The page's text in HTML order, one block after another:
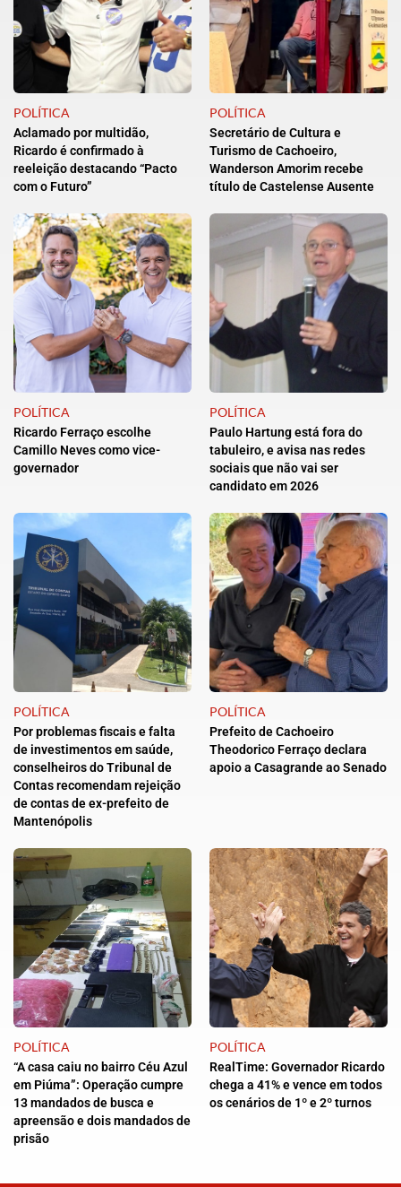
POLÍTICA
Aclamado por multidão,
Ricardo é confirmado à
reeleição destacando “Pacto
com o Futuro”
POLÍTICA
Secretário de Cultura e
Turismo de Cachoeiro,
Wanderson Amorim recebe
título de Castelense Ausente
POLÍTICA
Ricardo Ferraço escolhe
Camillo Neves como vice-
governador
POLÍTICA
Paulo Hartung está fora do
tabuleiro, e avisa nas redes
sociais que não vai ser
candidato em 2026
POLÍTICA
Por problemas fiscais e falta
de investimentos em saúde,
conselheiros do Tribunal de
Contas recomendam rejeição
de contas de ex-prefeito de
Mantenópolis
POLÍTICA
Prefeito de Cachoeiro
Theodorico Ferraço declara
apoio a Casagrande ao Senado
POLÍTICA
“A casa caiu no bairro Céu Azul
em Piúma”: Operação cumpre
13 mandados de busca e
apreensão e dois mandados de
prisão
POLÍTICA
RealTime: Governador Ricardo
chega a 41% e vence em todos
os cenários de 1º e 2º turnos